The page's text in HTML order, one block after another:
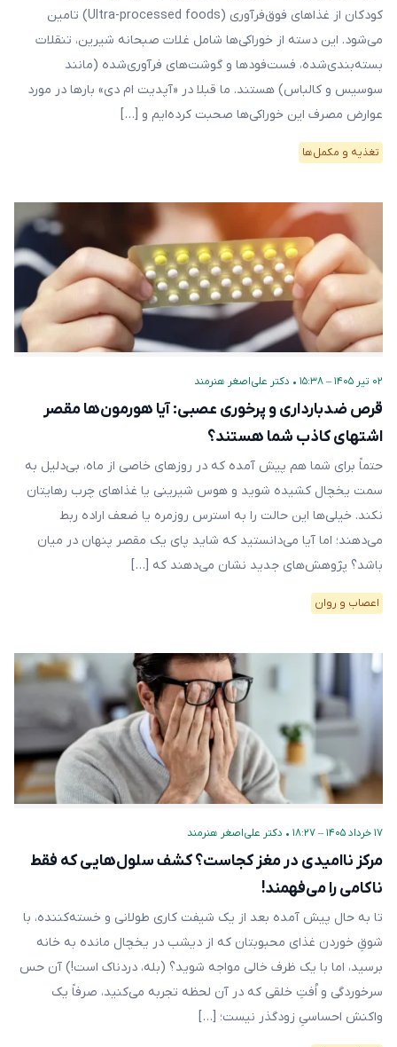
کودکان از غذاهای فوق‌فرآوری‌ (Ultra-processed foods) تامین
می‌شود. این دسته از خوراکی‌ها شامل غلات صبحانه شیرین، تنقلات
بسته‌بندی‌شده، فست‌فودها و گوشت‌های فرآوری‌شده (مانند
سوسیس و کالباس) هستند. ما قبلا در «آپدیت ام دی» بارها در مورد
عوارض مصرف این خوراکی‌ها صحبت کرده‌ایم و […]
تغذیه و مکمل‌ها
۰۲ تیر ۱۴۰۵ – ۱۵:۳۸ • دکتر علی‌اصغر هنرمند
قرص ضدبارداری و پرخوری عصبی: آیا هورمون‌ها مقصر
اشتهای کاذب شما هستند؟
حتماً برای شما هم پیش آمده که در روزهای خاصی از ماه، بی‌دلیل به
سمت یخچال کشیده شوید و هوس شیرینی یا غذاهای چرب رهایتان
نکند. خیلی‌ها این حالت را به استرس روزمره یا ضعف اراده ربط
می‌دهند؛ اما آیا می‌دانستید که شاید پای یک مقصر پنهان در میان
باشد؟ پژوهش‌های جدید نشان می‌دهند که […]
اعصاب و روان
۱۷ خرداد ۱۴۰۵ – ۱۸:۲۷ • دکتر علی‌اصغر هنرمند
مرکز ناامیدی در مغز کجاست؟ کشف سلول‌هایی که فقط
ناکامی را می‌فهمند!
تا به حال پیش آمده بعد از یک شیفت کاری طولانی و خسته‌کننده، با
شوقِ خوردن غذای محبوبتان که از دیشب در یخچال مانده به خانه
برسید، اما با یک ظرف خالی مواجه شوید؟ (بله، دردناک است!) آن حس
سرخوردگی و اُفتِ خلقی که در آن لحظه تجربه می‌کنید، صرفاً یک
واکنش احساسیِ زودگذر نیست؛ […]